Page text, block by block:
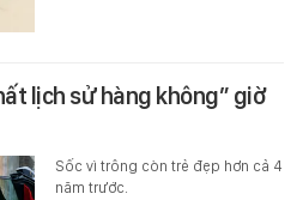
lịch sử hàng không” giờ
Sốc vì trông còn trẻ đẹp hơn cả 4
năm trước.